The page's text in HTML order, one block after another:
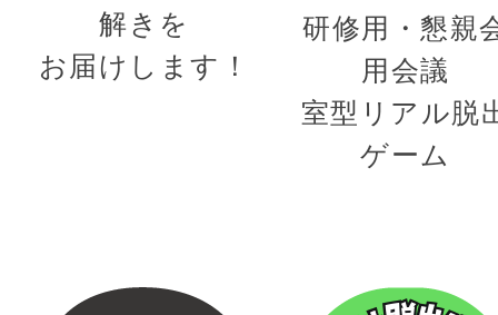
解きを
お届けします！
研修用・懇親
用会議
室型リアル脱
ゲーム